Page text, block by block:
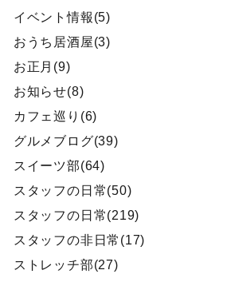
イベント情報(5)
おうち居酒屋(3)
お正月(9)
お知らせ(8)
カフェ巡り(6)
グルメブログ(39)
スイーツ部(64)
スタッフの日常(50)
スタッフの日常(219)
スタッフの非日常(17)
ストレッチ部(27)